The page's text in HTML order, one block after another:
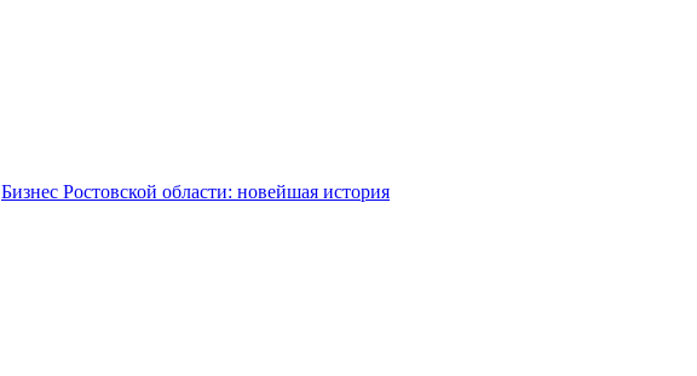
Бизнес Ростовской области: новейшая история